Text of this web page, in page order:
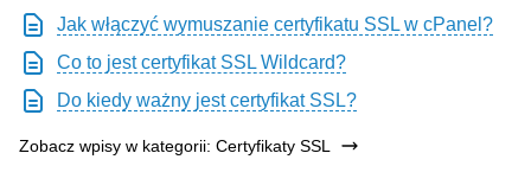
Jak włączyć wymuszanie certyfikatu SSL w cPanel?
Co to jest certyfikat SSL Wildcard?
Do kiedy ważny jest certyfikat SSL?
Zobacz wpisy w kategorii: Certyfikaty SSL